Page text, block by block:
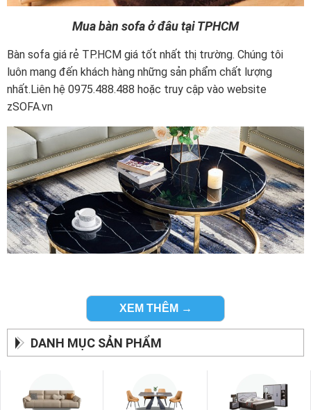
Mua bàn sofa ở đâu tại TPHCM
Bàn sofa giá rẻ TP.HCM giá tốt nhất thị trường. Chúng tôi
luôn mang đến khách hàng những sản phẩm chất lượng
nhất.Liên hệ 0975.488.488 hoặc truy cập vào website
zSOFA.vn
Bàn Sofacủa zSOFA.vn được làm từ nhiều chất liệu
Sản xuất từ chất liệu gỗ cao cấp như HDF chống ẩm phủ
XEM THÊM →
DANH MỤC SẢN PHẨM